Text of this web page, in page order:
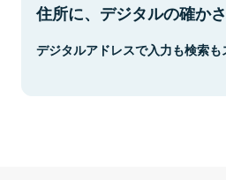
住所に、デジタルの確かさ
デジタルアドレスで入力も検索も